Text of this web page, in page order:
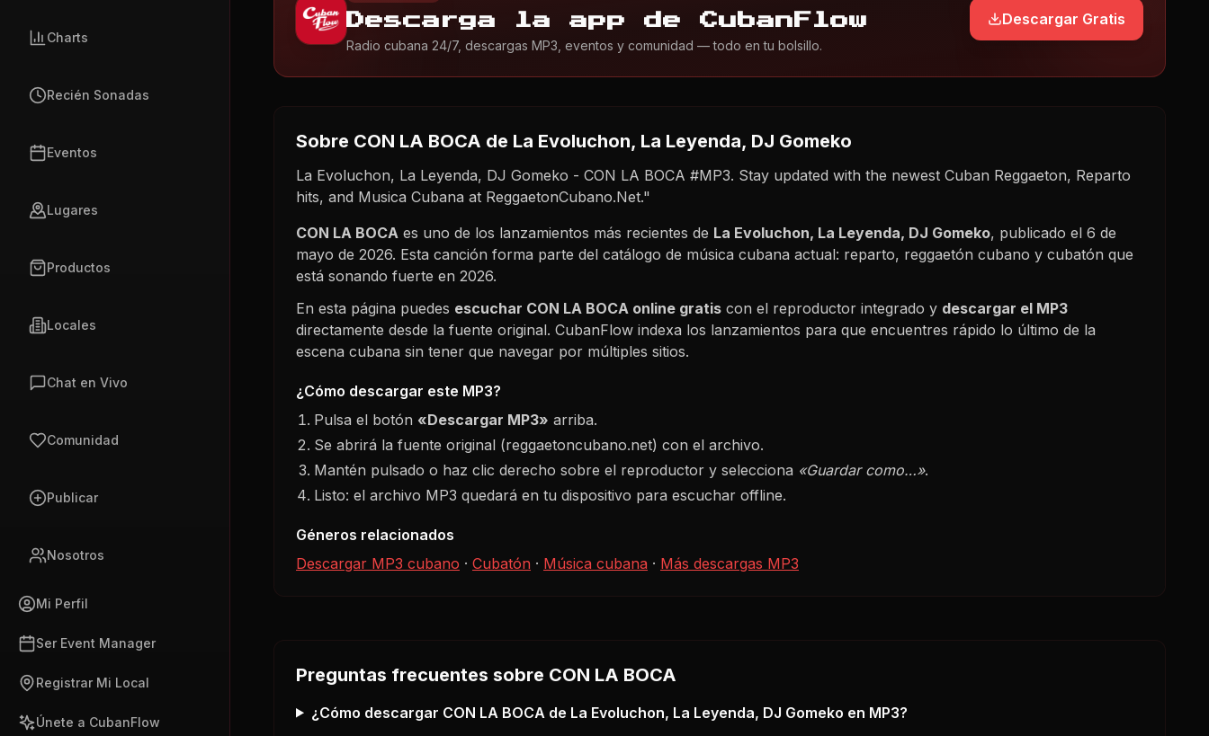
Charts
Recién Sonadas
Eventos
Lugares
Productos
Locales
Chat en Vivo
Comunidad
Publicar
Nosotros
Mi Perfil
Ser Event Manager
Registrar Mi Local
Únete a CubanFlow
Descarga la app de CubanFlow
Radio cubana 24/7, descargas MP3, eventos y comunidad — todo en tu bolsillo.
Descargar Gratis
Sobre CON LA BOCA de La Evoluchon, La Leyenda, DJ Gomeko
La Evoluchon, La Leyenda, DJ Gomeko - CON LA BOCA #MP3. Stay updated with the newest Cuban Reggaeton, Reparto
hits, and Musica Cubana at ReggaetonCubano.Net."
CON LA BOCA es uno de los lanzamientos más recientes de La Evoluchon, La Leyenda, DJ Gomeko, publicado el 6 de
mayo de 2026. Esta canción forma parte del catálogo de música cubana actual: reparto, reggaetón cubano y cubatón que
está sonando fuerte en 2026.
En esta página puedes escuchar CON LA BOCA online gratis con el reproductor integrado y descargar el MP3
directamente desde la fuente original. CubanFlow indexa los lanzamientos para que encuentres rápido lo último de la
escena cubana sin tener que navegar por múltiples sitios.
¿Cómo descargar este MP3?
Pulsa el botón «Descargar MP3» arriba.
Se abrirá la fuente original (reggaetoncubano.net) con el archivo.
Mantén pulsado o haz clic derecho sobre el reproductor y selecciona «Guardar como…».
Listo: el archivo MP3 quedará en tu dispositivo para escuchar offline.
Géneros relacionados
Descargar MP3 cubano · Cubatón · Música cubana · Más descargas MP3
Preguntas frecuentes sobre CON LA BOCA
¿Cómo descargar CON LA BOCA de La Evoluchon, La Leyenda, DJ Gomeko en MP3?